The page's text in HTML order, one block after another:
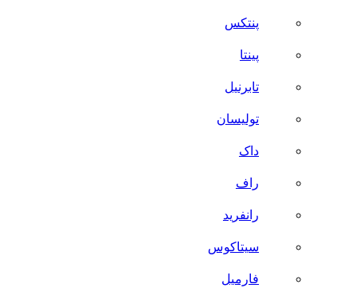
پنتکس
پینتا
تابرنیل
تولیسان
داک
راف
رانفرید
سیتاکوس
فارمیل